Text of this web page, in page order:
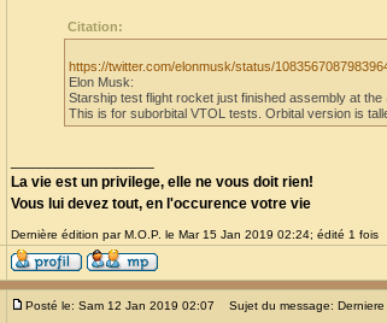
Citation:
https://twitter.com/elonmusk/status/
Elon Musk:
Starship test flight rocket just finished assembly at
This is for suborbital VTOL tests. Orbital version is
La vie est un privilege, elle ne vous doit rien!
Vous lui devez tout, en l'occurence votre vie
Dernière édition par M.O.P. le Mar 15 Jan 2019 02:24; édité 1 fois
Posté le: Sam 12 Jan 2019 02:07 Sujet du message: Derniere